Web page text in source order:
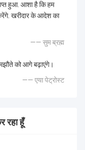
हुआ. आशा है कि हम
खरीदार के आदेश का
—— सुम ब्रह्म
को आगे बढ़ाएंगे।
—— एया पेट्रोस्ट
रहा हूँ